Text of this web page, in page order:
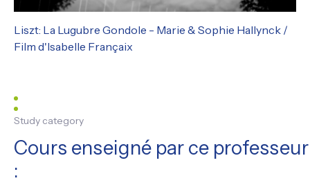
Liszt: La Lugubre Gondole - Marie & Sophie Hallynck /
Film d'Isabelle Françaix
Study category
Cours enseigné par ce professeur
: